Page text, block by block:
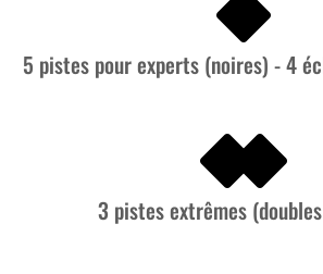
5 pistes pour experts (noires) - 4
3 pistes extrêmes